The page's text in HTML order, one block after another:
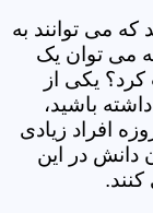
می توانند به
می توان یک
یکی از
باشید،
افراد زیادی
دانش در این